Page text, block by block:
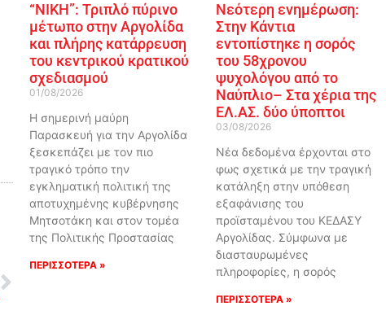
“ΝΙΚΗ”: Τριπλό πύρινο
μέτωπο στην Αργολίδα
και πλήρης κατάρρευση
του κεντρικού κρατικού
σχεδιασμού
01/08/2026
Η σημερινή μαύρη
Παρασκευή για την Αργολίδα
ξεσκεπάζει με τον πιο
τραγικό τρόπο την
εγκληματική πολιτική της
αποτυχημένης κυβέρνησης
Μητσοτάκη και στον τομέα
της Πολιτικής Προστασίας
ΠΕΡΙΣΣΟΤΕΡΑ »
Νεότερη ενημέρωση:
Στην Κάντια
εντοπίστηκε η σορός
του 58χρονου
ψυχολόγου από το
Ναύπλιο– Στα χέρια της
ΕΛ.ΑΣ. δύο ύποπτοι
03/08/2026
Νέα δεδομένα έρχονται στο
φως σχετικά με την τραγική
κατάληξη στην υπόθεση
εξαφάνισης του
προϊσταμένου του ΚΕΔΑΣΥ
Αργολίδας. Σύμφωνα με
διασταυρωμένες
πληροφορίες, η σορός
ΠΕΡΙΣΣΟΤΕΡΑ »